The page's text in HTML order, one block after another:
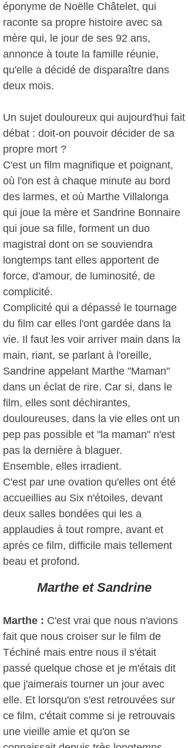
éponyme de Noëlle Châtelet, qui
raconte sa propre histoire avec sa
mère qui, le jour de ses 92 ans,
annonce à toute la famille réunie,
qu'elle a décidé de disparaître dans
deux mois.
Un sujet douloureux qui aujourd'hui fait
débat : doit-on pouvoir décider de sa
propre mort ?
C'est un film magnifique et poignant,
où l'on est à chaque minute au bord
des larmes, et où Marthe Villalonga
qui joue la mère et Sandrine Bonnaire
qui joue sa fille, forment un duo
magistral dont on se souviendra
longtemps tant elles apportent de
force, d'amour, de luminosité, de
complicité.
Complicité qui a dépassé le tournage
du film car elles l'ont gardée dans la
vie. Il faut les voir arriver main dans la
main, riant, se parlant à l'oreille,
Sandrine appelant Marthe "Maman"
dans un éclat de rire. Car si, dans le
film, elles sont déchirantes,
douloureuses, dans la vie elles ont un
pep pas possible et "la maman" n'est
pas la dernière à blaguer.
Ensemble, elles irradient.
C'est par une ovation qu'elles ont été
accueillies au Six n'étoiles, devant
deux salles bondées qui les a
applaudies à tout rompre, avant et
après ce film, difficile mais tellement
beau et profond.
Marthe et Sandrine
Marthe : C'est vrai que nous n'avions
fait que nous croiser sur le film de
Téchiné mais entre nous il s'était
passé quelque chose et je m'étais dit
que j'aimerais tourner un jour avec
elle. Et lorsqu'on s'est retrouvées sur
ce film, c'était comme si je retrouvais
une vieille amie et qu'on se